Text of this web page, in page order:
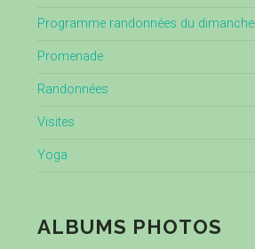
Programme randonnées du dimanche
Promenade
Randonnées
Visites
Yoga
ALBUMS PHOTOS